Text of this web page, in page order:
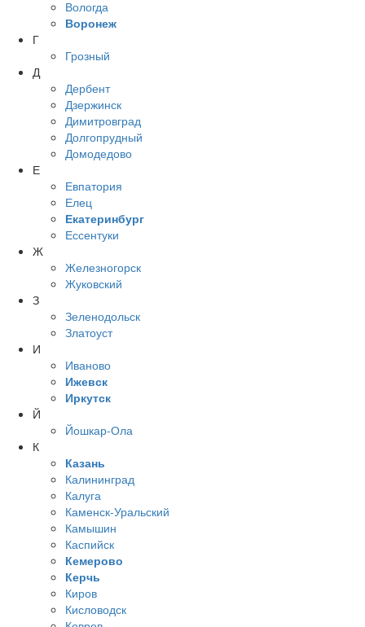
Вологда
Воронеж
Г
Грозный
Д
Дербент
Дзержинск
Димитровград
Долгопрудный
Домодедово
Е
Евпатория
Елец
Екатеринбург
Ессентуки
Ж
Железногорск
Жуковский
З
Зеленодольск
Златоуст
И
Иваново
Ижевск
Иркутск
Й
Йошкар-Ола
К
Казань
Калининград
Калуга
Каменск-Уральский
Камышин
Каспийск
Кемерово
Керчь
Киров
Кисловодск